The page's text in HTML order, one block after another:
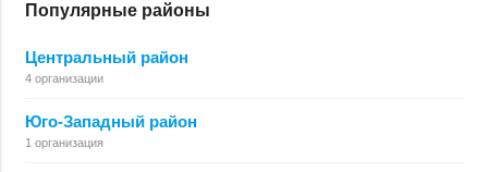
Популярные районы
Центральный район
4 организации
Юго-Западный район
1 организация